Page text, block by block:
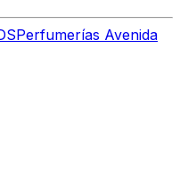
Perfumerías Avenida